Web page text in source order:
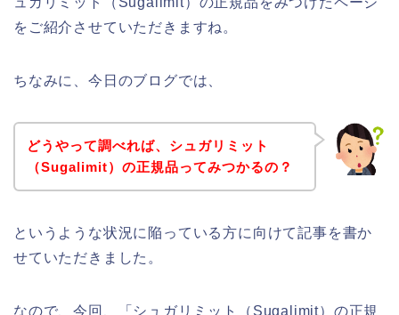
をご紹介させていただきますね。
ちなみに、今日のブログでは、
どうやって調べれば、シュガリミット
（Sugalimit）の正規品ってみつかるの？
というような状況に陥っている方に向けて記事を書か
せていただきました。
なので、今回、「シュガリミット（Sugalimit）の正規